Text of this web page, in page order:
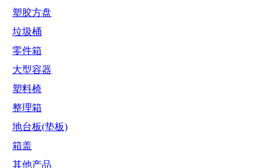
塑胶方盘
垃圾桶
零件箱
大型容器
塑料椅
整理箱
地台板(垫板)
箱盖
其他产品